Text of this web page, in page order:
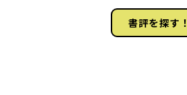
書評を探す！